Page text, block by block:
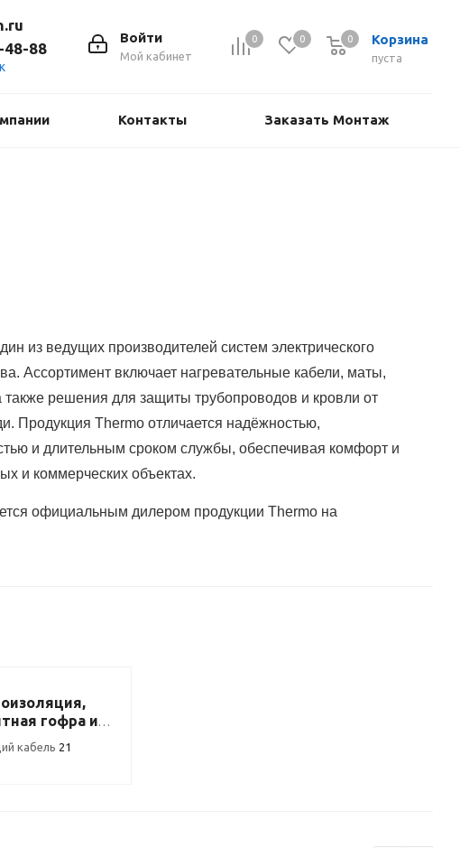
0 0 Корзина
пуста
0
Войти
Мой кабинет
48-88
Контакты Заказать Монтаж
из ведущих производителей систем электрического
Ассортимент включает нагревательные кабели, маты,
также решения для защиты трубопроводов и кровли от
Продукция Thermo отличается надёжностью,
и длительным сроком службы, обеспечивая комфорт и
и коммерческих объектах.
официальным дилером продукции Thermo на
гофра и
кабель
кабель 21